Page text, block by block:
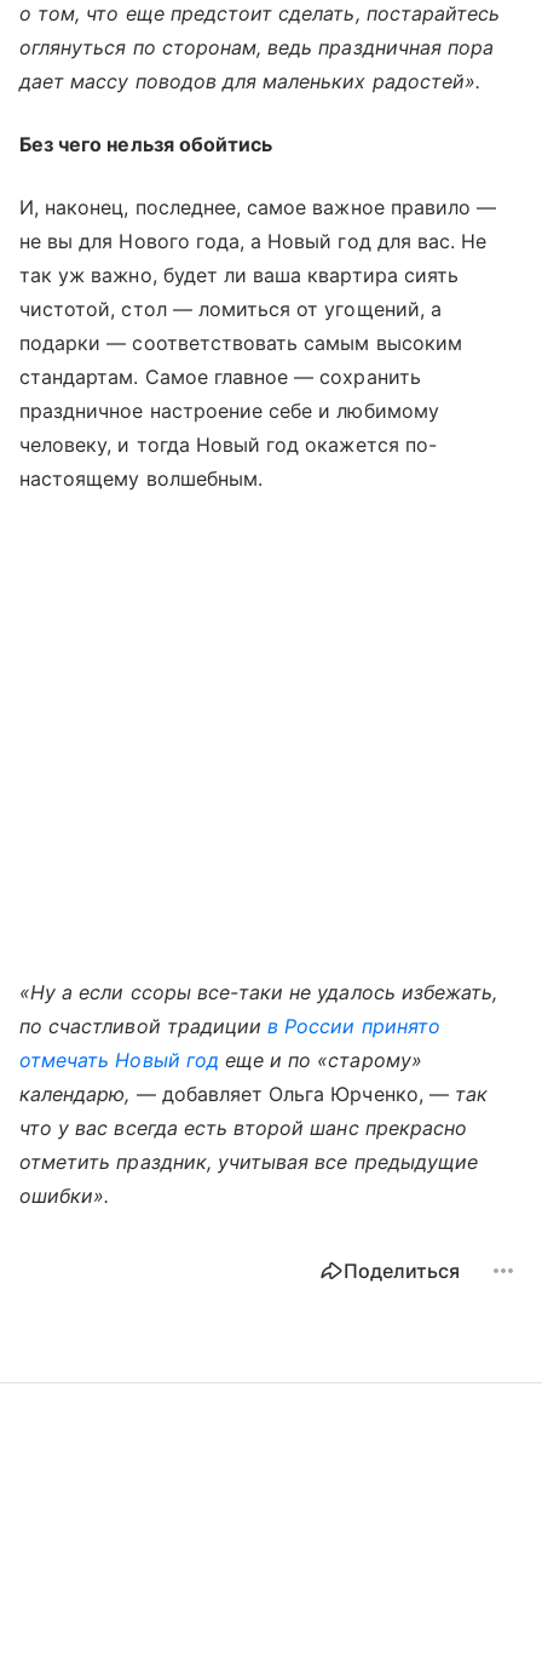
о том, что еще предстоит сделать, постарайтесь
оглянуться по сторонам, ведь праздничная пора
дает массу поводов для маленьких радостей».
Без чего нельзя обойтись
И, наконец, последнее, самое важное правило —
не вы для Нового года, а Новый год для вас. Не
так уж важно, будет ли ваша квартира сиять
чистотой, стол — ломиться от угощений, а
подарки — соответствовать самым высоким
стандартам. Самое главное — сохранить
праздничное настроение себе и любимому
человеку, и тогда Новый год окажется по-
настоящему волшебным.
«Ну а если ссоры все-таки не удалось избежать,
по счастливой традициив России принято
отмечать Новый год еще и по «старому»
календарю, — добавляет Ольга Юрченко, — так
что у вас всегда есть второй шанс прекрасно
отметить праздник, учитывая все предыдущие
ошибки».
Поделиться